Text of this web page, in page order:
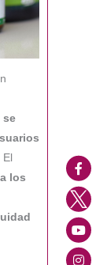
se
El
los